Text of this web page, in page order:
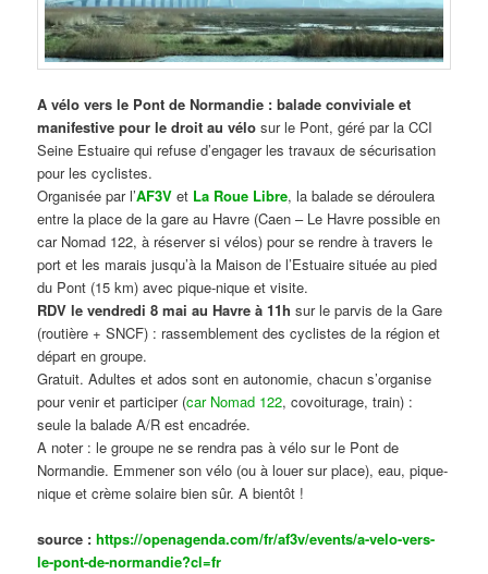
A vélo vers le Pont de Normandie : balade conviviale et
manifestive pour le droit au vélo sur le Pont, géré par la CCI
Seine Estuaire qui refuse d’engager les travaux de sécurisation
pour les cyclistes.
Organisée par l’AF3V et La Roue Libre, la balade se déroulera
entre la place de la gare au Havre (Caen – Le Havre possible en
car Nomad 122, à réserver si vélos) pour se rendre à travers le
port et les marais jusqu’à la Maison de l’Estuaire située au pied
du Pont (15 km) avec pique-nique et visite.
RDV le vendredi 8 mai au Havre à 11h sur le parvis de la Gare
(routière + SNCF) : rassemblement des cyclistes de la région et
départ en groupe.
Gratuit. Adultes et ados sont en autonomie, chacun s’organise
pour venir et participer (car Nomad 122, covoiturage, train) :
seule la balade A/R est encadrée.
A noter : le groupe ne se rendra pas à vélo sur le Pont de
Normandie. Emmener son vélo (ou à louer sur place), eau, pique-
nique et crème solaire bien sûr. A bientôt !
source :https://openagenda.com/fr/af3v/events/a-velo-vers-
le-pont-de-normandie?cl=fr